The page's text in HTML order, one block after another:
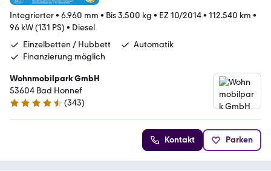
Integrierter• 6.960 mm • Bis 3.500 kg • EZ 10/2014• 112.540 km •
96 kW (131 PS) • Diesel
Einzelbetten / Hubbett
Automatik
Finanzierung möglich
Wohnmobilpark GmbH
53604 Bad Honnef
4.3 Sterne
(343)
Kontakt Parken